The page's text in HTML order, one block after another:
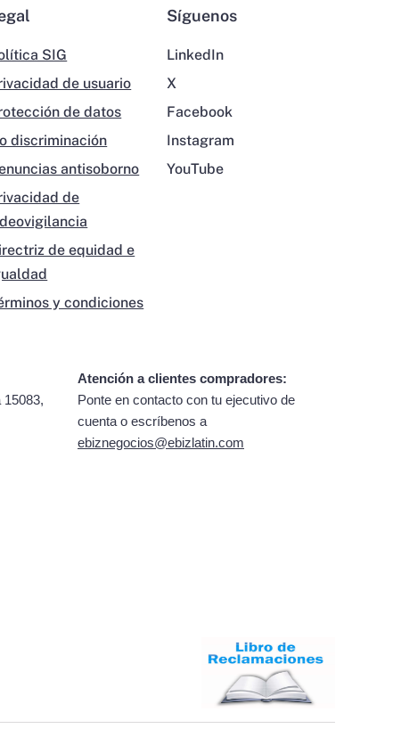
SIG
de usuario
de datos
discriminación
antisoborno
de
de equidad e
y condiciones
Síguenos
LinkedIn
X
Facebook
Instagram
YouTube
15083,
Atención a clientes compradores:
Ponte en contacto con tu ejecutivo de
cuenta o escríbenos a
ebiznegocios@ebizlatin.com